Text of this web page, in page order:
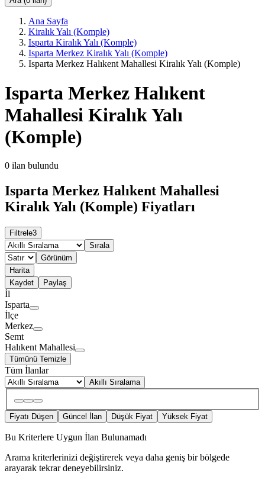
Ana Sayfa
Kiralık Yalı (Komple)
Isparta Kiralık Yalı (Komple)
Isparta Merkez Kiralık Yalı (Komple)
Isparta Merkez Halıkent Mahallesi Kiralık Yalı (Komple)
Isparta Merkez Halıkent
Mahallesi Kiralık Yalı
(Komple)
0 ilan bulundu
Isparta Merkez Halıkent Mahallesi
Kiralık Yalı (Komple) Fiyatları
Filtrele3
Sırala
Görünüm
Harita
Kaydet
Paylaş
İl
Isparta
İlçe
Merkez
Semt
Halıkent Mahallesi
Tümünü Temizle
Tüm İlanlar
Akıllı Sıralama
Fiyatı Düşen Güncel İlan Düşük Fiyat Yüksek Fiyat
Bu Kriterlere Uygun İlan Bulunamadı
Arama kriterlerinizi değiştirerek veya daha geniş bir bölgede
arayarak tekrar deneyebilirsiniz.